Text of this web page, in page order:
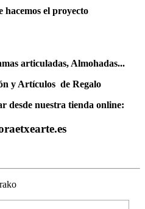
hacemos el proyecto
articuladas, Almohadas...
y Artículos de Regalo
desde nuestra tienda online: